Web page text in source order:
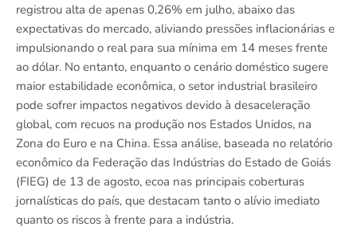
registrou alta de apenas 0,26% em julho, abaixo das
expectativas do mercado, aliviando pressões inflacionárias e
impulsionando o real para sua mínima em 14 meses frente
ao dólar. No entanto, enquanto o cenário doméstico sugere
maior estabilidade econômica, o setor industrial brasileiro
pode sofrer impactos negativos devido à desaceleração
global, com recuos na produção nos Estados Unidos, na
Zona do Euro e na China. Essa análise, baseada no relatório
econômico da Federação das Indústrias do Estado de Goiás
(FIEG) de 13 de agosto, ecoa nas principais coberturas
jornalísticas do país, que destacam tanto o alívio imediato
quanto os riscos à frente para a indústria.